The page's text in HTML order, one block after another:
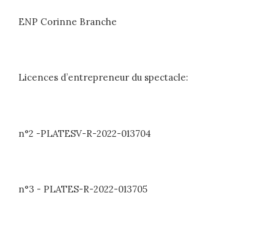
ENP Corinne Branche
Licences d’entrepreneur du spectacle:
n°2 -PLATESV-R-2022-013704
n°3 - PLATES-R-2022-013705